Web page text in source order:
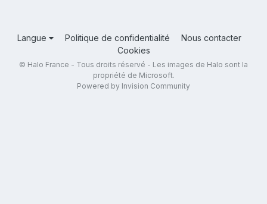
Langue Politique de confidentialité
Nous contacter
Cookies
© Halo France - Tous droits réservé - Les images de Halo sont la
propriété de Microsoft.
Powered by Invision Community